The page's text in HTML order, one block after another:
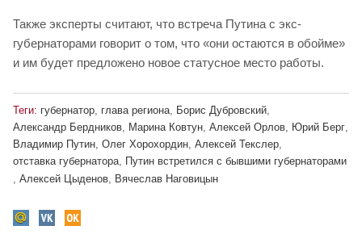
Также эксперты считают, что встреча Путина с экс-
губернаторами говорит о том, что «они остаются в обойме»
и им будет предложено новое статусное место работы.
Теги: губернатор, глава региона, Борис Дубровский,
Александр Бердников, Марина Ковтун, Алексей Орлов, Юрий Берг,
Владимир Путин, Олег Хорохордин, Алексей Текслер,
отставка губернатора, Путин встретился с бывшими губернаторами
Алексей Цыденов Вячеслав Наговицын